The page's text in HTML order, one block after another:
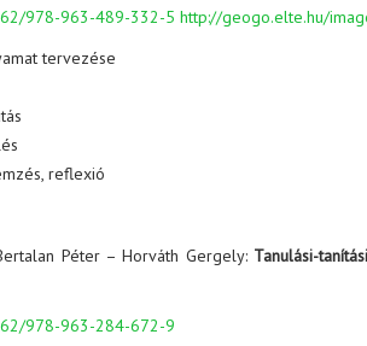
978-963-489-332-5 http://geogo.elte.hu/
tervezése
reflexió
Péter – Horváth Gergely: Tanulási-
978-963-284-672-9